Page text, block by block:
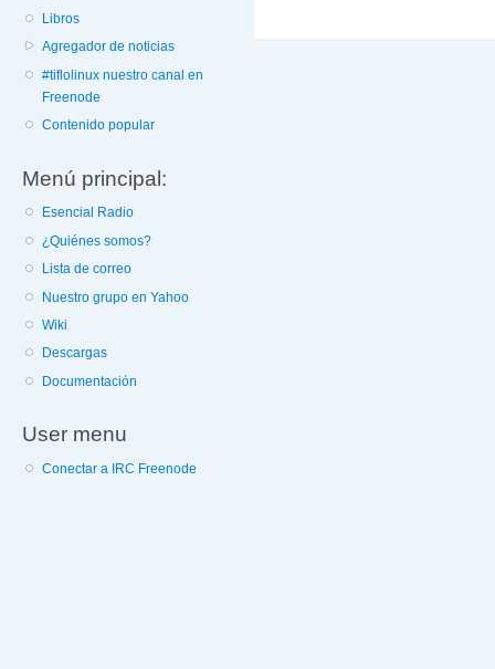
Libros
Agregador de noticias
#tiflolinux nuestro canal en
Freenode
Contenido popular
Menú principal:
Esencial Radio
¿Quiénes somos?
Lista de correo
Nuestro grupo en Yahoo
Wiki
Descargas
Documentación
User menu
Conectar a IRC Freenode